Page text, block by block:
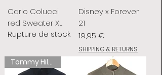
Carlo Colucci
red Sweater XL
Rupture de stock
Disney x Forever
21
Prix
19,95 €
SHIPPING & RETURNS
Tommy Hilfiger